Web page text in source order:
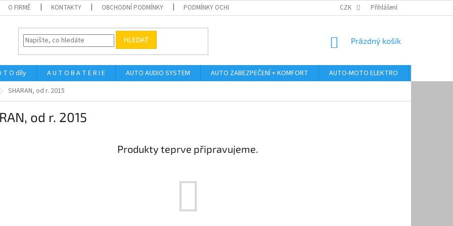
O FIRMĚ KONTAKTY OBCHODNÍ PODMÍNKY PODMÍNKY OCHRANY OSOBNÍCH ÚDAJŮ ODSTOUPENÍ OD KUPNÍ SMLOUVY
CZK Přihlášení
HLEDAT
NÁKUPNÍ
Prázdný košík
T O díly A U T O B A T E R I E AUTO AUDIO SYSTEM AUTO ZABEZPEČENÍ + KOMFORT AUTO-MOTO ELEKTRO
SHARAN, od r. 2015
od r. 2015
Produkty teprve připravujeme.